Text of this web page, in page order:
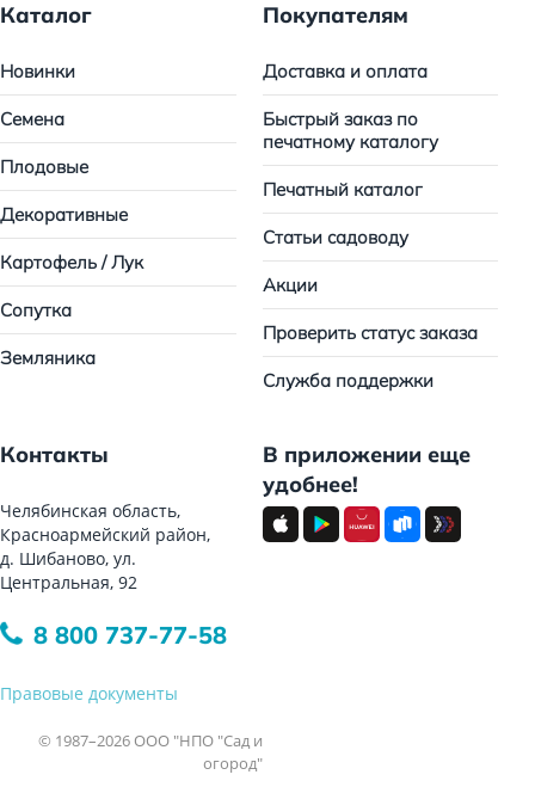
Каталог
Новинки
Семена
Плодовые
Декоративные
Картофель / Лук
Сопутка
Земляника
Покупателям
Доставка и оплата
Быстрый заказ по
печатному каталогу
Печатный каталог
Статьи садоводу
Акции
Проверить статус заказа
Служба поддержки
Контакты
Челябинская область,
Красноармейский район,
д. Шибаново, ул.
Центральная, 92
8 800 737-77-58
Правовые документы
© 1987–2026 ООО "НПО "Сад и
огород"
В приложении еще
удобнее!